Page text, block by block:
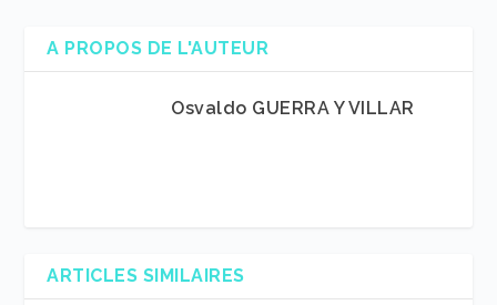
A PROPOS DE L'AUTEUR
Osvaldo GUERRA Y VILLAR
ARTICLES SIMILAIRES